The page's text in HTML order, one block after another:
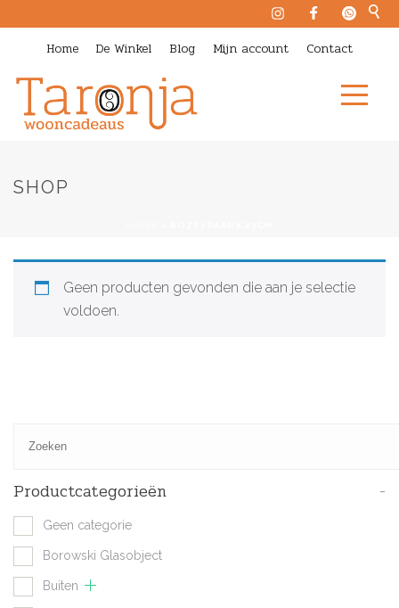
Home De Winkel Blog Mijn account Contact
SHOP
Geen producten gevonden die aan je selectie
voldoen.
Productcategorieën -
Geen categorie
Borowski Glasobject
Buiten